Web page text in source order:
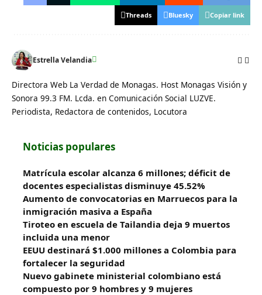
Threads Bluesky Copiar link
Estrella Velandia
Directora Web La Verdad de Monagas. Host Monagas Visión y
Sonora 99.3 FM. Lcda. en Comunicación Social LUZVE.
Periodista, Redactora de contenidos, Locutora
Noticias populares
Matrícula escolar alcanza 6 millones; déficit de
docentes especialistas disminuye 45.52%
Aumento de convocatorias en Marruecos para la
inmigración masiva a España
Tiroteo en escuela de Tailandia deja 9 muertos
incluida una menor
EEUU destinará $1.000 millones a Colombia para
fortalecer la seguridad
Nuevo gabinete ministerial colombiano está
compuesto por 9 hombres y 9 mujeres